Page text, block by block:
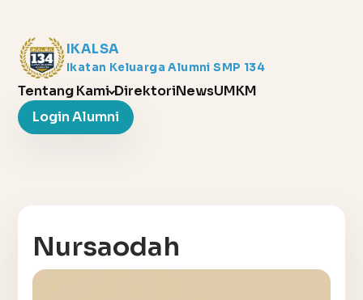
IKALSA
Ikatan Keluarga Alumni SMP 134
Tentang Kami DirektoriNewsUMKM
Login Alumni
Nursaodah